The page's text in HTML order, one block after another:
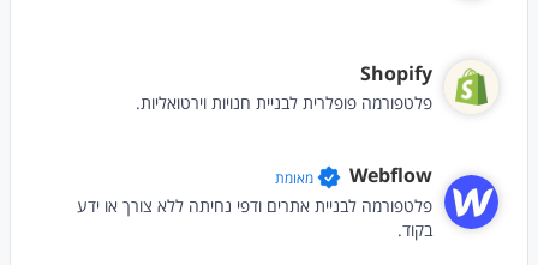
Shopify
פלטפורמה פופלרית לבניית חנויות וירטואליות.
Webflow מאומת
פלטפורמה לבניית אתרים ודפי נחיתה ללא צורך או ידע
בקוד.